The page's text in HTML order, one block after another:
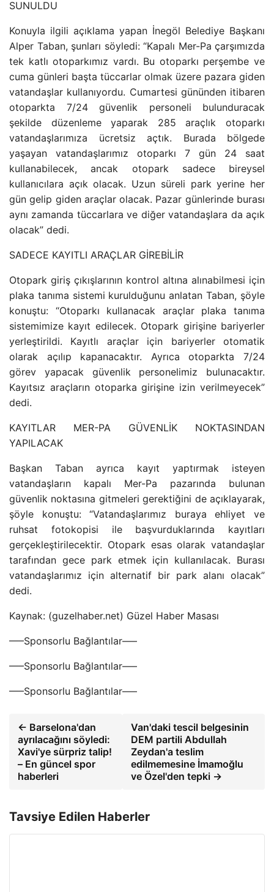
SUNULDU
Konuyla ilgili açıklama yapan İnegöl Belediye Başkanı
Alper Taban, şunları söyledi: “Kapalı Mer-Pa çarşımızda
tek katlı otoparkımız vardı. Bu otoparkı perşembe ve
cuma günleri başta tüccarlar olmak üzere pazara giden
vatandaşlar kullanıyordu. Cumartesi gününden itibaren
otoparkta 7/24 güvenlik personeli bulunduracak
şekilde düzenleme yaparak 285 araçlık otoparkı
vatandaşlarımıza ücretsiz açtık. Burada bölgede
yaşayan vatandaşlarımız otoparkı 7 gün 24 saat
kullanabilecek, ancak otopark sadece bireysel
kullanıcılara açık olacak. Uzun süreli park yerine her
gün gelip giden araçlar olacak. Pazar günlerinde burası
aynı zamanda tüccarlara ve diğer vatandaşlara da açık
olacak” dedi.
SADECE KAYITLI ARAÇLAR GİREBİLİR
Otopark giriş çıkışlarının kontrol altına alınabilmesi için
plaka tanıma sistemi kurulduğunu anlatan Taban, şöyle
konuştu: “Otoparkı kullanacak araçlar plaka tanıma
sistemimize kayıt edilecek. Otopark girişine bariyerler
yerleştirildi. Kayıtlı araçlar için bariyerler otomatik
olarak açılıp kapanacaktır. Ayrıca otoparkta 7/24
görev yapacak güvenlik personelimiz bulunacaktır.
Kayıtsız araçların otoparka girişine izin verilmeyecek”
dedi.
KAYITLAR MER-PA GÜVENLİK NOKTASINDAN
YAPILACAK
Başkan Taban ayrıca kayıt yaptırmak isteyen
vatandaşların kapalı Mer-Pa pazarında bulunan
güvenlik noktasına gitmeleri gerektiğini de açıklayarak,
şöyle konuştu: “Vatandaşlarımız buraya ehliyet ve
ruhsat fotokopisi ile başvurduklarında kayıtları
gerçekleştirilecektir. Otopark esas olarak vatandaşlar
tarafından gece park etmek için kullanılacak. Burası
vatandaşlarımız için alternatif bir park alanı olacak”
dedi.
Kaynak: (guzelhaber.net) Güzel Haber Masası
—–Sponsorlu Bağlantılar—–
—–Sponsorlu Bağlantılar—–
—–Sponsorlu Bağlantılar—–
← Barselona'dan
ayrılacağını söyledi:
Xavi'ye sürpriz talip!
– En güncel spor
haberleri
Van'daki tescil belgesinin
DEM partili Abdullah
Zeydan'a teslim
edilmemesine İmamoğlu
ve Özel'den tepki →
Tavsiye Edilen Haberler